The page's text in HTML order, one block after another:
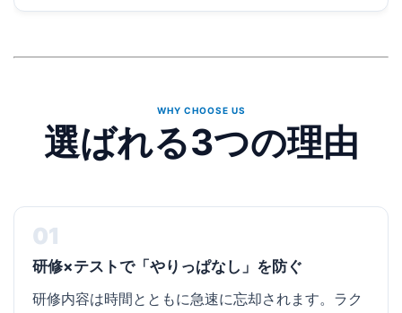
WHY CHOOSE US
選ばれる3つの理由
01
研修×テストで「やりっぱなし」を防ぐ
研修内容は時間とともに急速に忘却されます。ラク